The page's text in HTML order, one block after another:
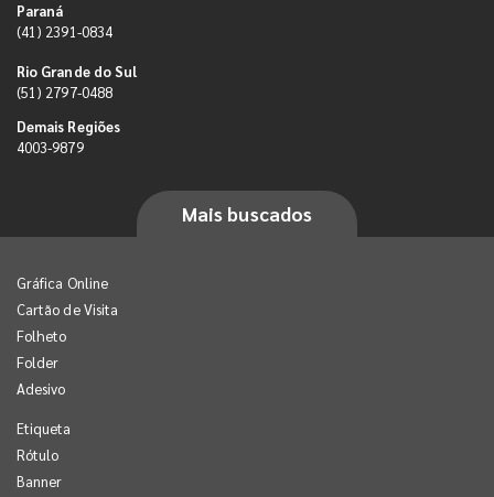
Paraná
(41) 2391-0834
Rio Grande do Sul
(51) 2797-0488
Demais Regiões
4003-9879
Mais buscados
Gráfica Online
Cartão de Visita
Folheto
Folder
Adesivo
Etiqueta
Rótulo
Banner